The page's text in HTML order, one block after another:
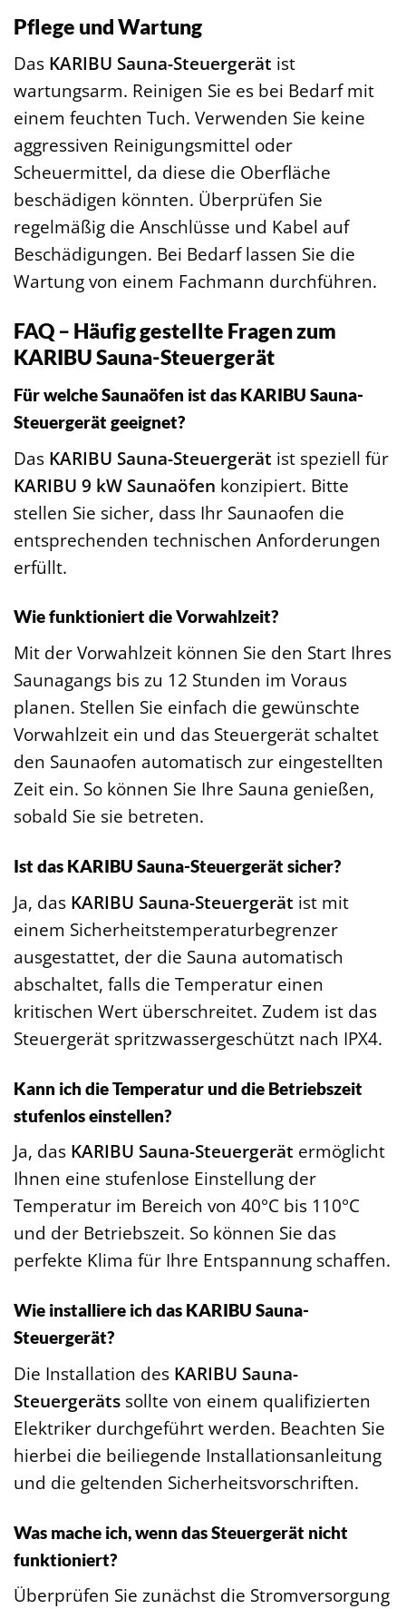
Pflege und Wartung
Das KARIBU Sauna-Steuergerät ist
wartungsarm. Reinigen Sie es bei Bedarf mit
einem feuchten Tuch. Verwenden Sie keine
aggressiven Reinigungsmittel oder
Scheuermittel, da diese die Oberfläche
beschädigen könnten. Überprüfen Sie
regelmäßig die Anschlüsse und Kabel auf
Beschädigungen. Bei Bedarf lassen Sie die
Wartung von einem Fachmann durchführen.
FAQ – Häufig gestellte Fragen zum
KARIBU Sauna-Steuergerät
Für welche Saunaöfen ist das KARIBU Sauna-
Steuergerät geeignet?
Das KARIBU Sauna-Steuergerät ist speziell für
KARIBU 9 kW Saunaöfen konzipiert. Bitte
stellen Sie sicher, dass Ihr Saunaofen die
entsprechenden technischen Anforderungen
erfüllt.
Wie funktioniert die Vorwahlzeit?
Mit der Vorwahlzeit können Sie den Start Ihres
Saunagangs bis zu 12 Stunden im Voraus
planen. Stellen Sie einfach die gewünschte
Vorwahlzeit ein und das Steuergerät schaltet
den Saunaofen automatisch zur eingestellten
Zeit ein. So können Sie Ihre Sauna genießen,
sobald Sie sie betreten.
Ist das KARIBU Sauna-Steuergerät sicher?
Ja, das KARIBU Sauna-Steuergerät ist mit
einem Sicherheitstemperaturbegrenzer
ausgestattet, der die Sauna automatisch
abschaltet, falls die Temperatur einen
kritischen Wert überschreitet. Zudem ist das
Steuergerät spritzwassergeschützt nach IPX4.
Kann ich die Temperatur und die Betriebszeit
stufenlos einstellen?
Ja, das KARIBU Sauna-Steuergerät ermöglicht
Ihnen eine stufenlose Einstellung der
Temperatur im Bereich von 40°C bis 110°C
und der Betriebszeit. So können Sie das
perfekte Klima für Ihre Entspannung schaffen.
Wie installiere ich das KARIBU Sauna-
Steuergerät?
Die Installation des KARIBU Sauna-
Steuergeräts sollte von einem qualifizierten
Elektriker durchgeführt werden. Beachten Sie
hierbei die beiliegende Installationsanleitung
und die geltenden Sicherheitsvorschriften.
Was mache ich, wenn das Steuergerät nicht
funktioniert?
Überprüfen Sie zunächst die Stromversorgung